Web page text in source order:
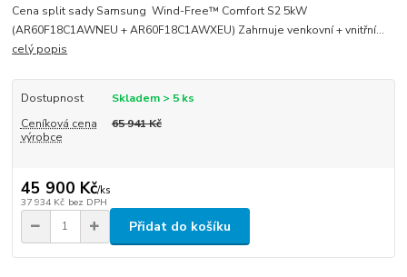
Cena split sady Samsung Wind-Free™ Comfort S2 5kW
(AR60F18C1AWNEU + AR60F18C1AWXEU) Zahrnuje venkovní + vnitřní...
celý popis
Dostupnost
Skladem > 5 ks
Ceníková cena
výrobce
65 941 Kč
45 900 Kč/ks
37 934 Kč bez DPH
Přidat do košíku